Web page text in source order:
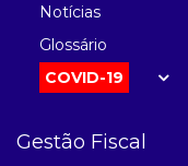
Notícias
Glossário
COVID-19
Gestão Fiscal